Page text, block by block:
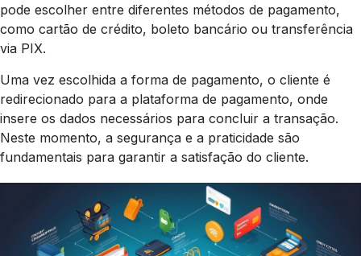
pode escolher entre diferentes métodos de pagamento,
como cartão de crédito, boleto bancário ou transferência
via PIX.
Uma vez escolhida a forma de pagamento, o cliente é
redirecionado para a plataforma de pagamento, onde
insere os dados necessários para concluir a transação.
Neste momento, a segurança e a praticidade são
fundamentais para garantir a satisfação do cliente.